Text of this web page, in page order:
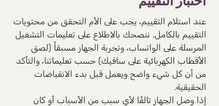
عند استلام التقييم، يجب على الأم التحقق من محتويات
التقييم بالكامل. ننصحك بالاطلاع على تعليمات التشغيل
المرسلة على الواتساب، وتجربة الجهاز مسبقاً (لصق
الأقطاب الكهربائية على ساقيك) حسب تعليماتنا، والتأكد
من أن كل شيء واضح ويعمل قبل بدء الانقباضات
الحقيقية.
إذا وصل الجهاز تالفًا لأي سبب من الأسباب أو كان